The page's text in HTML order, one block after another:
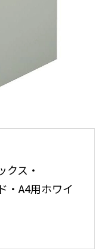
クス・
・A4用ホワイ